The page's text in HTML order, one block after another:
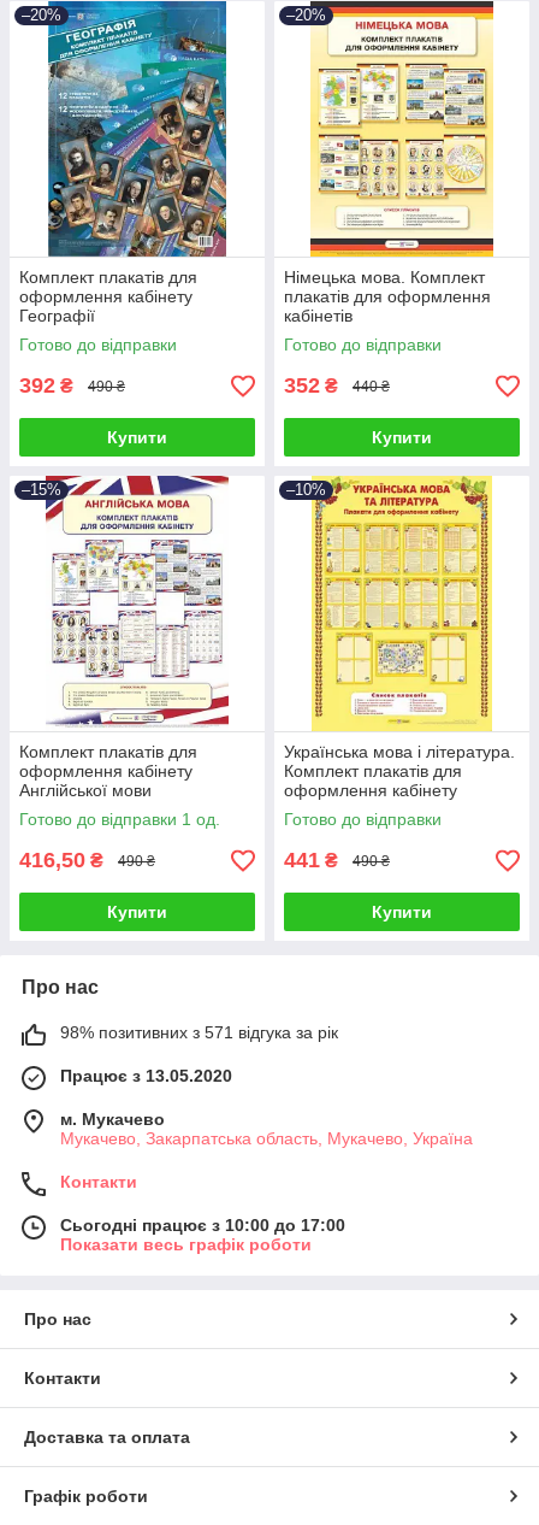
–20%
Комплект плакатів для
оформлення кабінету
Географії
Готово до відправки
392 ₴ 490 ₴
Купити
–20%
Німецька мова. Комплект
плакатів для оформлення
кабінетів
Готово до відправки
352 ₴ 440 ₴
Купити
–15%
Комплект плакатів для
оформлення кабінету
Англійської мови
Готово до відправки 1 од.
416,50 ₴ 490 ₴
Купити
–10%
Українська мова і література.
Комплект плакатів для
оформлення кабінету
Готово до відправки
441 ₴ 490 ₴
Купити
Про нас
98% позитивних з 571 відгука за рік
Працює з 13.05.2020
м. Мукачево
Мукачево, Закарпатська область, Мукачево, Україна
Контакти
Сьогодні працює з 10:00 до 17:00
Показати весь графік роботи
Про нас
Контакти
Доставка та оплата
Графік роботи